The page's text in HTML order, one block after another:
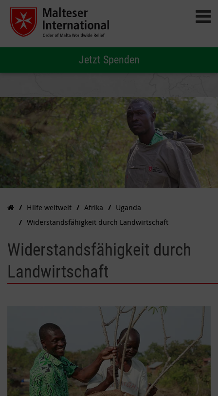
Jetzt Spenden
Hilfe weltweit Afrika
Uganda
Widerstandsfähigkeit durch Landwirtschaft
Widerstandsfähigkeit durch
Landwirtschaft